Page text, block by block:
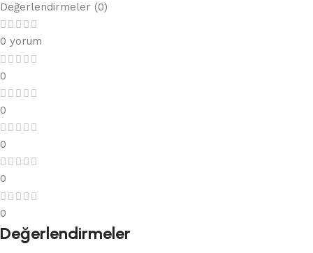
Değerlendirmeler (0)
0 yorum
0
0
0
0
0
Değerlendirmeler